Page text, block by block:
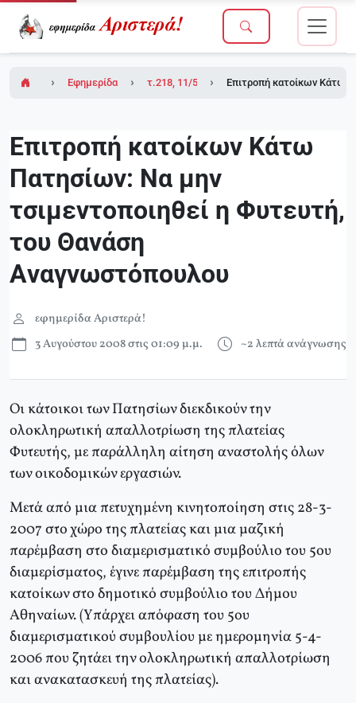
Εφημερίδα Αριστερά!τ.218, 11/5/2007 (ένθετο το τ.2 του Δικτύου
Επιτροπή κατοίκων Kάτω
Επιτροπή κατοίκων Kάτω
Πατησίων: Nα μην
τσιμεντοποιηθεί η Φυτευτή,
του Θανάση
Aναγνωστόπουλου
εφημερίδα Αριστερά!
3 Αυγούστου 2008 στις 01:09 μ.μ.
~2 λεπτά ανάγνωσης
Οι κάτοικοι των Πατησίων διεκδικούν την
ολοκληρωτική απαλλοτρίωση της πλατείας
Φυτευτής, με παράλληλη αίτηση αναστολής όλων
των οικοδομικών εργασιών.
Mετά από μια πετυχημένη κινητοποίηση στις 28-3-
2007 στο χώρο της πλατείας και μια μαζική
παρέμβαση στο διαμερισματικό συμβούλιο του 5ου
διαμερίσματος, έγινε παρέμβαση της επιτροπής
κατοίκων στο δημοτικό συμβούλιο του Δήμου
Aθηναίων. (Yπάρχει απόφαση του 5ου
διαμερισματικού συμβουλίου με ημερομηνία 5-4-
2006 που ζητάει την ολοκληρωτική απαλλοτρίωση
και ανακατασκευή της πλατείας).